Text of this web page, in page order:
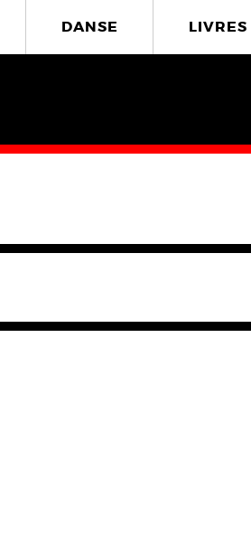
DANSE LIVRES